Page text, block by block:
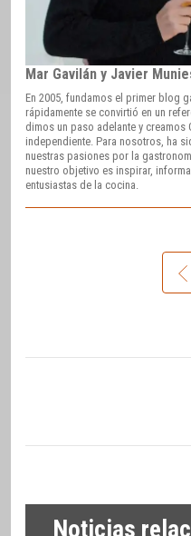
Mar Gavilán y Javier
En 2005, fundamos el primer blog
rápidamente se convirtió en un
dimos un paso adelante y creamos
independiente. Para nosotros, ha
nuestras pasiones por la
nuestro objetivo es inspirar,
entusiastas de la cocina.